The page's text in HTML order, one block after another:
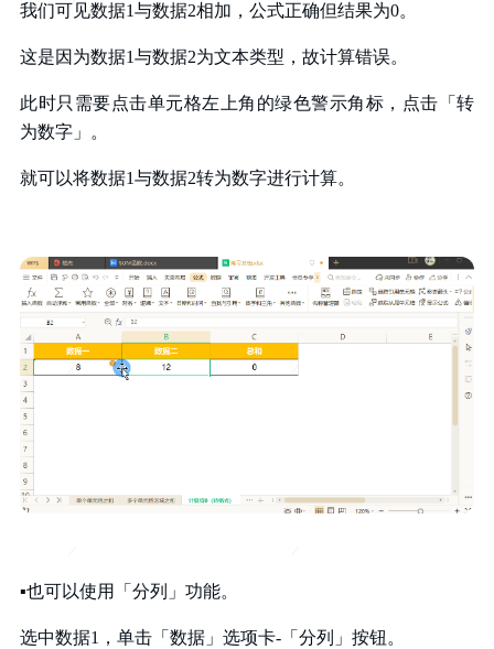
我们可见数据1与数据2相加，公式正确但结果为0。
这是因为数据1与数据2为文本类型，故计算错误。
此时只需要点击单元格左上角的绿色警示角标，点击「转
为数字」。
就可以将数据1与数据2转为数字进行计算。
▪也可以使用「分列」功能。
选中数据1 ，单击「数据」选项卡- 「分列」按钮。